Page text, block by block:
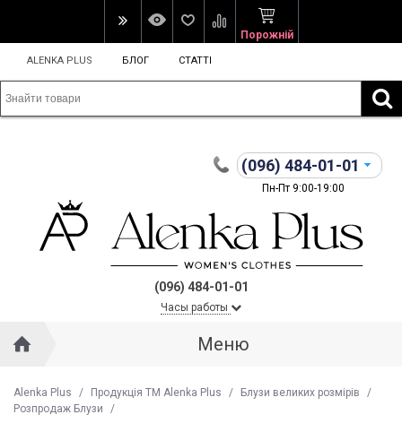
Порожній
ALENKA PLUS БЛОГ СТАТТІ
(096) 484-01-01
Пн-Пт 9:00-19:00
(096) 484-01-01
Часы работы
Меню
Alenka Plus / Продукція ТМ Alenka Plus / Блузи великих розмірів
/
Розпродаж Блузи
/